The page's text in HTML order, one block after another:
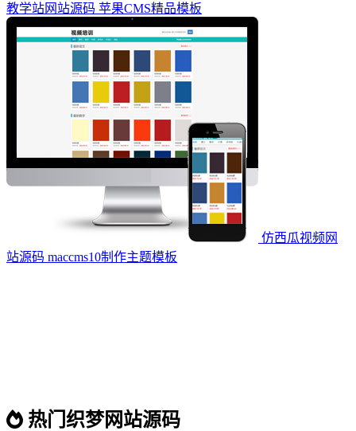
教学站网站源码 苹果CMS精品模板
仿西瓜视频网
站源码 maccms10制作主题模板
热门织梦网站源码